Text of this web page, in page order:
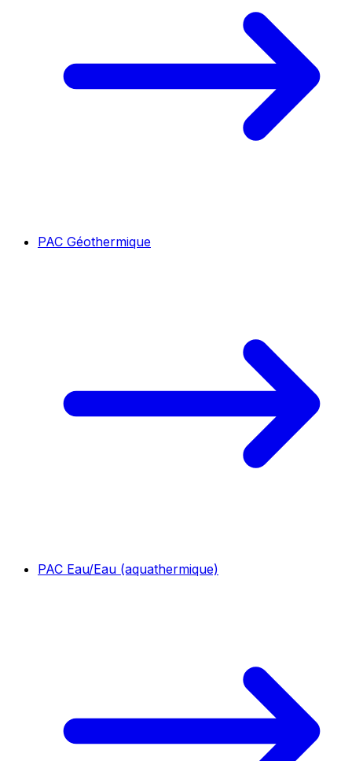
PAC Géothermique
PAC Eau/Eau (aquathermique)